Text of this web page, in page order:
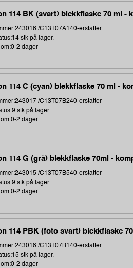
114 BK (svart) blekkflaske 70 ml -
/C13T07A140-erstatter
stk på lager.
2 dager
114 C (cyan) blekkflaske 70 ml -
/C13T07B240-erstatter
stk på lager.
2 dager
114 G (grå) blekkflaske 70ml -
/C13T07B540-erstatter
stk på lager.
2 dager
114 PBK (foto svart) blekkflaske
/C13T07B140-erstatter
stk på lager.
2 dager